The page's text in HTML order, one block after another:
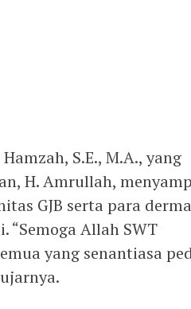
S.E., M.A., yang
H. Amrullah,
GJB serta para
Allah SWT
yang senantiasa